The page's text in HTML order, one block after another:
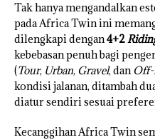
Tak hanya mengandalkan
pada Africa Twin ini
dilengkapi dengan4+2
kebebasan penuh bagi
(Tour, Urban, Gravel, dan
kondisi jalanan, ditambah
diatur sendiri sesuai
Kecanggihan Africa Twin